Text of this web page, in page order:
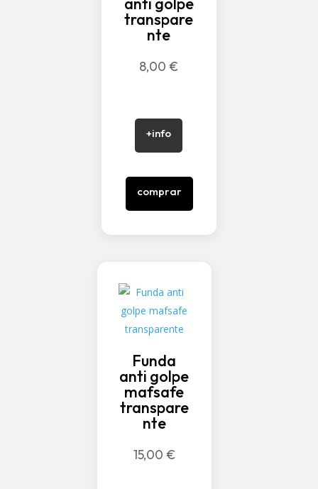
transpare
nte
8,00€
+info
comprar
Funda
anti golpe
mafsafe
transpare
nte
15,00 €